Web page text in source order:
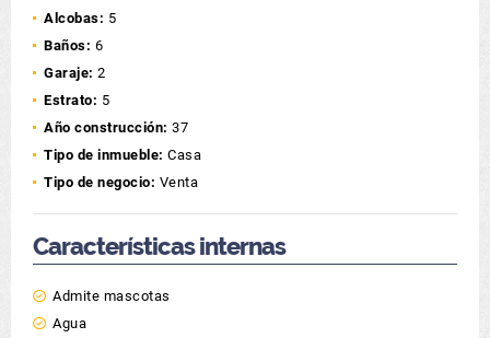
Alcobas: 5
Baños: 6
Garaje: 2
Estrato: 5
Año construcción: 37
Tipo de inmueble: Casa
Tipo de negocio: Venta
Características internas
Admite mascotas
Agua